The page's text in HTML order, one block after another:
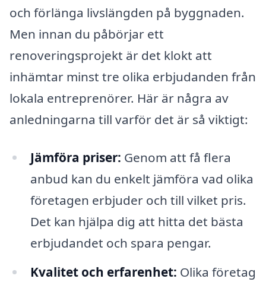
och förlänga livslängden på byggnaden.
Men innan du påbörjar ett
renoveringsprojekt är det klokt att
inhämtar minst tre olika erbjudanden från
lokala entreprenörer. Här är några av
anledningarna till varför det är så viktigt:
Jämföra priser: Genom att få flera
anbud kan du enkelt jämföra vad olika
företagen erbjuder och till vilket pris.
Det kan hjälpa dig att hitta det bästa
erbjudandet och spara pengar.
Kvalitet och erfarenhet: Olika företag